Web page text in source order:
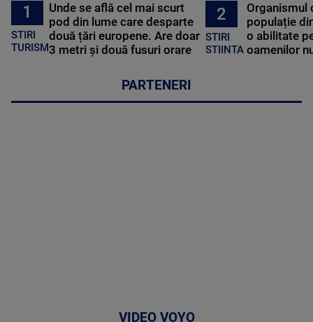
1
STIRI
TURISM
Unde se află cel mai scurt
pod din lume care desparte
două țări europene. Are doar
3 metri și două fusuri orare
2
STIRI
STIINTA
Organismul
populație
o abilitate
oamenilor
PARTENERI
VIDEO VOYO